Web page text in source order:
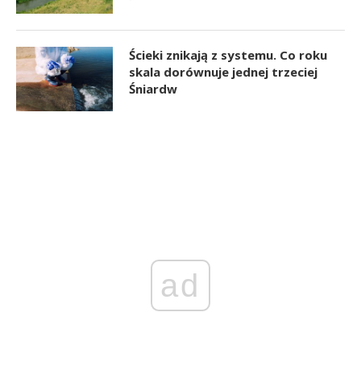
Ścieki znikają z systemu. Co roku
skala dorównuje jednej trzeciej
Śniardw
ad